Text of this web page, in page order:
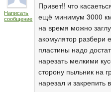
Написать
сообщение
Привет!! что
ещё минимум 3000 км
на время можно
акомулятор разбери
пластины надо
нарезать мелкими
сторону пыльник на
нарезал и закрепить